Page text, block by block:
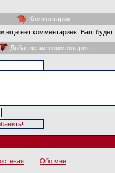
Комментарии
ещё нет комментариев, Ваш
Добавление комментария
Обо мне